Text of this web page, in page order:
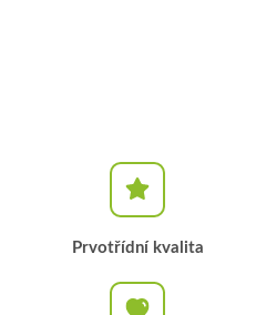
Prvotřídní kvalita